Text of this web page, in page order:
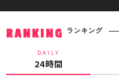
RANKING ランキング
DAILY
24時間